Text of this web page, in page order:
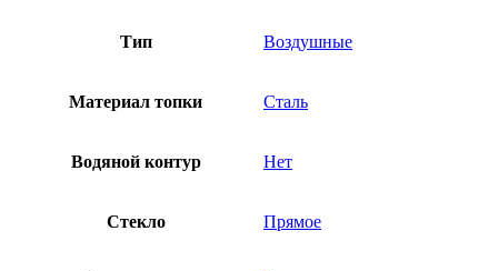
Тип Воздушные
Материал топки Сталь
Водяной контур Нет
Стекло Прямое